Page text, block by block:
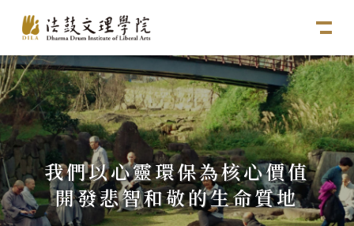
我們以心靈環保為核心價值
開發悲智和敬的生命質地